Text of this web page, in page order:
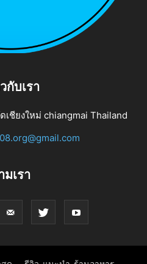
กับเรา
เชียงใหม่ chiangmai Thailand
มเรา